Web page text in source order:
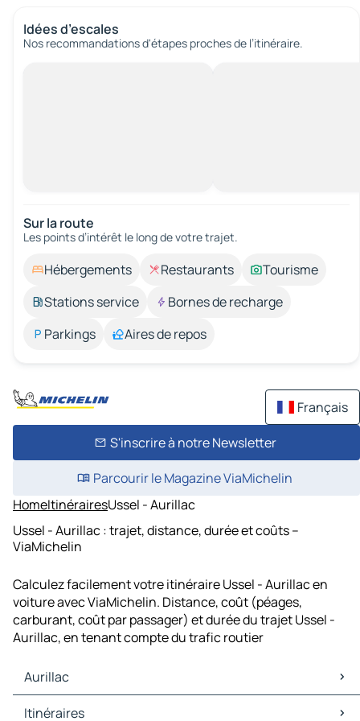
Idées d’escales
Nos recommandations d'étapes proches de l’itinéraire.
Sur la route
Les points d’intérêt le long de votre trajet.
Hébergements Restaurants
Tourisme
Stations service
Bornes de recharge
Parkings
Aires de repos
Français
S'inscrire à notre Newsletter
Parcourir le Magazine ViaMichelin
HomeItinérairesUssel - Aurillac
Ussel - Aurillac : trajet, distance, durée et coûts –
ViaMichelin
Calculez facilement votre itinéraire Ussel - Aurillac en
voiture avec ViaMichelin. Distance, coût (péages,
carburant, coût par passager) et durée du trajet Ussel -
Aurillac, en tenant compte du trafic routier
Aurillac
Aurillac Cartes et plans
Itinéraires